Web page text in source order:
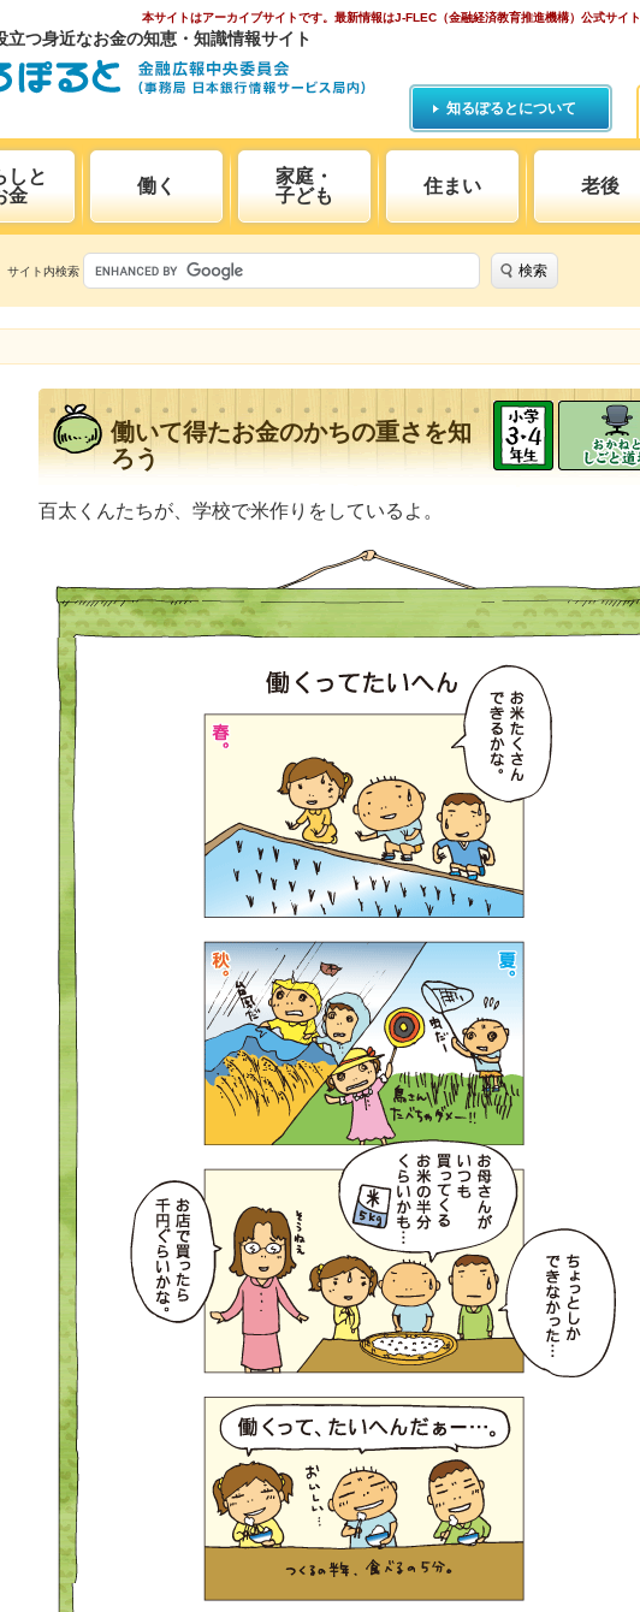
本サイトはアーカイブサイトです。 最新情報はJ-FLEC（金融経済教育推進機構）公式サイト
立つ身近なお金の知恵・知識情報サイト
知るぽるとについて
しと
金
働く
家庭・
子ども
住まい 老後
サイト内検索 検索
働いて得たお金のかちの重さを知
ろう
百太くんたちが、学校で米作りをしているよ。